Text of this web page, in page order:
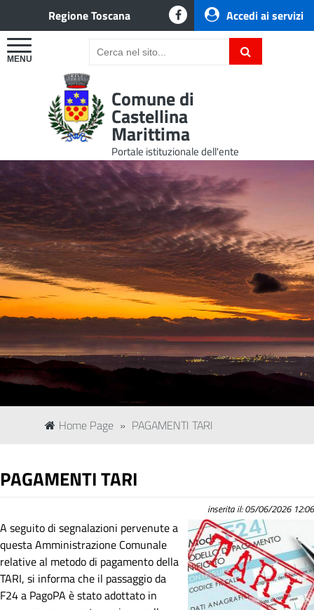
Accedi ai servizi
Regione Toscana
Comune di
Castellina
Marittima
Portale istituzionale dell'ente
Home Page » PAGAMENTI TARI
PAGAMENTI TARI
inserita il: 05/06/2026 12:06
A seguito di segnalazioni pervenute a
questa Amministrazione Comunale
relative al metodo di pagamento della
TARI, si informa che il passaggio da
F24 a PagoPA è stato adottato in